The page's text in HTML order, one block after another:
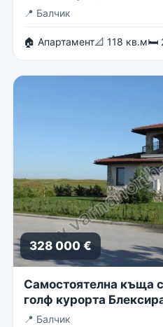
📍 Балчик
🏠 Апартамент📐 118 кв.м🛏
328 000 €
Самостоятелна къща
голф курорта
📍 Балчик